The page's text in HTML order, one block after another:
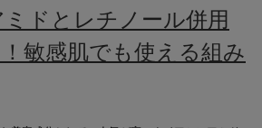
ドとレチノール併用
敏感肌でも使える組み